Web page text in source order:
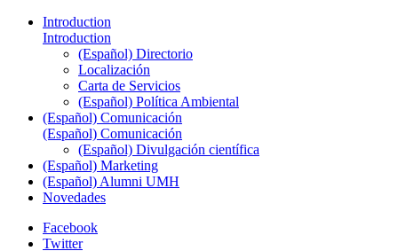
Introduction
Introduction
(Español) Directorio
Localización
Carta de Servicios
(Español) Política Ambiental
(Español) Comunicación
(Español) Comunicación
(Español) Divulgación científica
(Español) Marketing
(Español) Alumni UMH
Novedades
Facebook
Twitter